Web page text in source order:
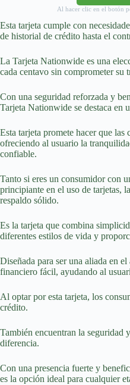
Al hacer clic en el botón
Esta tarjeta cumple con
de historial de crédito hasta el
La Tarjeta Nationwide es una
cada centavo sin comprometer su
Con una seguridad reforzada y
Tarjeta Nationwide se destaca en
Esta tarjeta promete hacer que las
ofreciendo al usuario la
confiable.
Tanto si eres un consumidor con
principiante en el uso de tarjetas,
respaldo sólido.
Es la tarjeta que combina
diferentes estilos de vida y
Diseñada para ser una aliada en
financiero fácil, ayudando al
Al optar por esta tarjeta, los
crédito.
También encuentran la seguridad
diferencia.
Con una presencia fuerte y
es la opción ideal para cualquier